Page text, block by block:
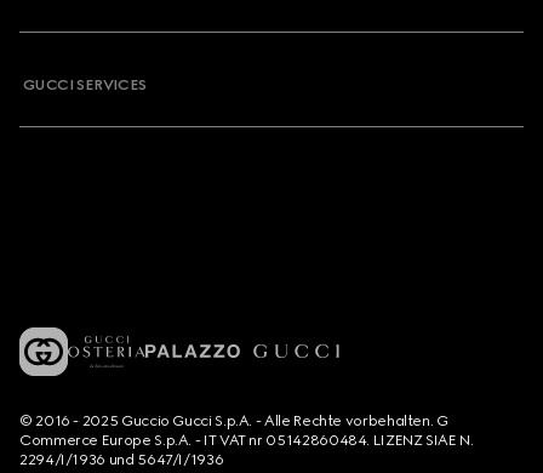
GUCCI SERVICES
© 2016 - 2025 Guccio Gucci S.p.A. - Alle Rechte vorbehalten. G
Commerce Europe S.p.A. - IT VAT nr 05142860484. LIZENZ SIAE N.
2294/I/1936 und 5647/I/1936